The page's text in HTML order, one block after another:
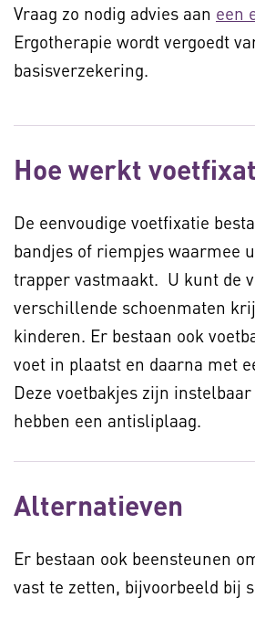
Vraag zo nodig advies aan een
Ergotherapie wordt vergoedt
basisverzekering.
Hoe werkt
De eenvoudige voetfixatie
bandjes of riempjes waarmee
trapper vastmaakt. U kunt de
verschillende schoenmaten
kinderen. Er bestaan ook
voet in plaatst en daarna met
Deze voetbakjes zijn
hebben een antisliplaag.
Alternatieven
Er bestaan ook beensteunen
vast te zetten, bijvoorbeeld bij